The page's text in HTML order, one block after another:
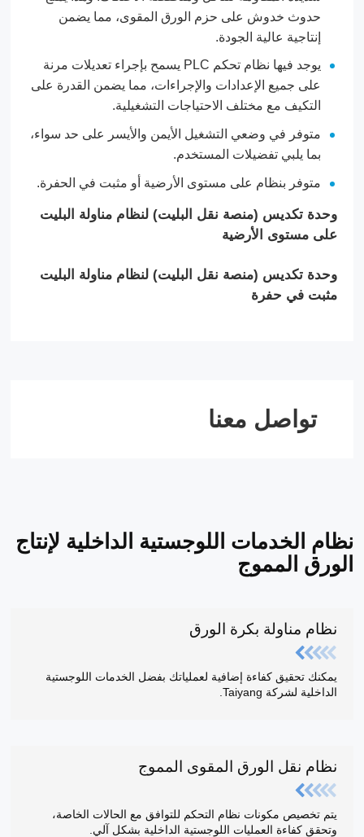
حدوث خدوش على حزم الورق المقوى، مما يضمن
إنتاجية عالية الجودة.
يوجد فيها نظام تحكم PLC يسمح بإجراء تعديلات مرنة
على جميع الإعدادات والإجراءات، مما يضمن القدرة على
التكيف مع مختلف الاحتياجات التشغيلية.
متوفر في وضعي التشغيل الأيمن والأيسر على حد سواء،
بما يلبي تفضيلات المستخدم.
متوفر بنظام على مستوى الأرضية أو مثبت في الحفرة.
وحدة تكديس (منصة نقل البليت) لنظام مناولة البليت
على مستوى الأرضية
وحدة تكديس (منصة نقل البليت) لنظام مناولة البليت
مثبت في حفرة
تواصل معنا
نظام الخدمات اللوجستية الداخلية لإنتاج
الورق المموج
نظام مناولة بكرة الورق
يمكنك تحقيق كفاءة إضافية لعملياتك بفضل الخدمات اللوجستية
الداخلية لشركة Taiyang.
نظام نقل الورق المقوى المموج
يتم تخصيص مكونات نظام التحكم للتوافق مع الحالات الخاصة،
وتحقق كفاءة العمليات اللوجستية الداخلية بشكل آلي.